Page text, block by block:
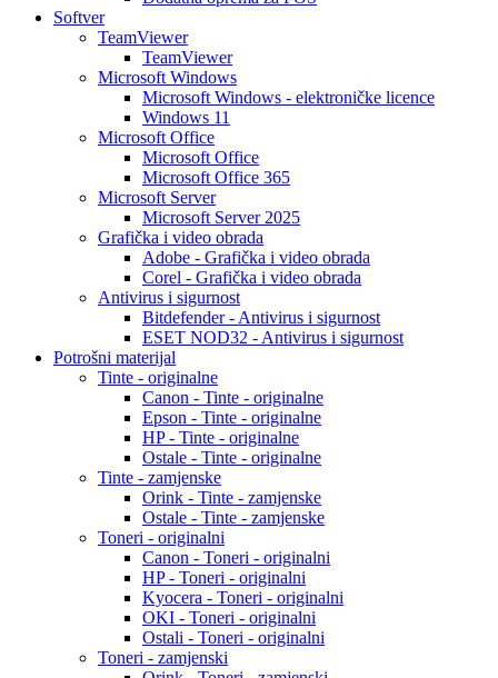
Softver
TeamViewer
TeamViewer
Microsoft Windows
Microsoft Windows - elektroničke licence
Windows 11
Microsoft Office
Microsoft Office
Microsoft Office 365
Microsoft Server
Microsoft Server 2025
Grafička i video obrada
Adobe - Grafička i video obrada
Corel - Grafička i video obrada
Antivirus i sigurnost
Bitdefender - Antivirus i sigurnost
ESET NOD32 - Antivirus i sigurnost
Potrošni materijal
Tinte - originalne
Canon - Tinte - originalne
Epson - Tinte - originalne
HP - Tinte - originalne
Ostale - Tinte - originalne
Tinte - zamjenske
Orink - Tinte - zamjenske
Ostale - Tinte - zamjenske
Toneri - originalni
Canon - Toneri - originalni
HP - Toneri - originalni
Kyocera - Toneri - originalni
OKI - Toneri - originalni
Ostali - Toneri - originalni
Toneri - zamjenski